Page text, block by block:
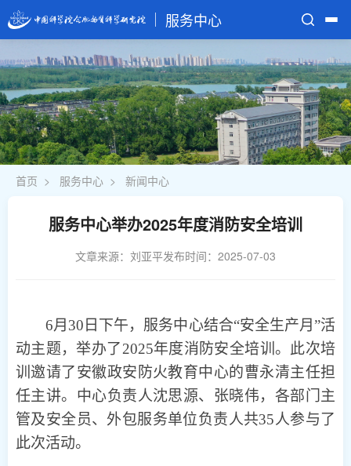
服务中心
首页
部门介绍
业务部门
规章制度
首页 > 服务中心 > 新闻中心
服务中心举办2025年度消防安全培训
文章来源：刘亚平发布时间：2025-07-03
6月30日下午，服务中心结合“安全生产月”活
动主题，举办了2025年度消防安全培训。此次培
训邀请了安徽政安防火教育中心的曹永清主任担
任主讲。中心负责人沈思源、张晓伟，各部门主
管及安全员、外包服务单位负责人共35人参与了
此次活动。